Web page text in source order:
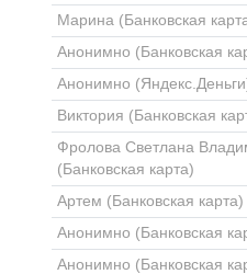
Марина (Банковская
Анонимно (Банковская
Анонимно
Виктория (Банковская
Фролова Светлана
(Банковская карта)
Артем (Банковская карта)
Анонимно (Банковская
Анонимно (Банковская